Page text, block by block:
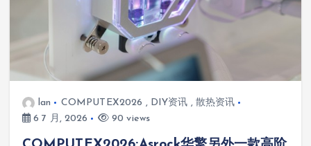
lan COMPUTEX2026 , DIY资讯 ,散热资讯
6 7 月, 2026
90 views